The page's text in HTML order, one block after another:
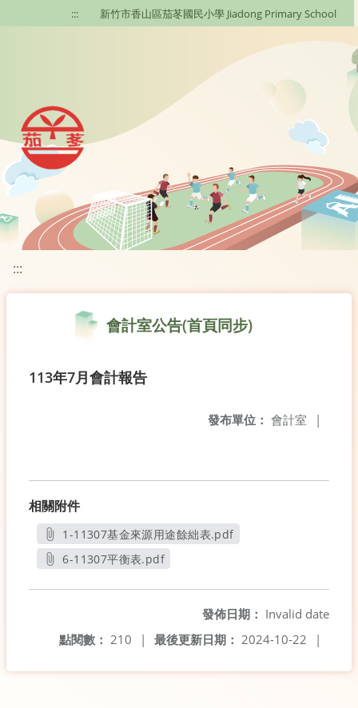
移至網頁之主要內容區位置
::: 新竹市香山區茄苳國民小學 Jiadong Primary School
:::
會計室公告(首頁同步)
113年7月會計報告
發布單位： 會計室 |
相關附件
1-11307基金來源用途餘絀表.pdf
另開新視窗
6-11307平衡表.pdf
發佈日期： Invalid date
最後更新日期： 2024-10-22 |
點閱數： 210 |